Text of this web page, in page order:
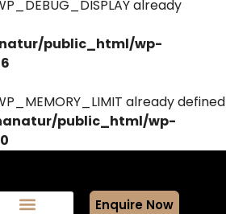
already
public_html/wp-
already defined
public_html/wp-
Enquire Now